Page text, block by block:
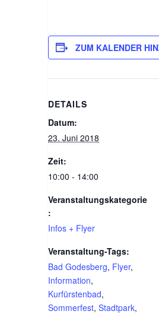
ZUM KALENDER
DETAILS
Datum:
23. Juni 2018
Zeit:
10:00 - 14:00
Veranstaltungskategorie
:
Infos + Flyer
Veranstaltung-Tags:
Bad Godesberg, Flyer,
Information,
Kurfürstenbad,
Sommerfest, Stadtpark,